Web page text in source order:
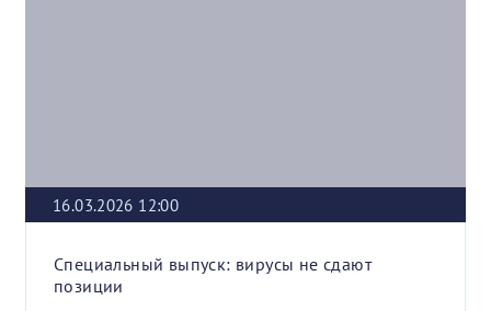
16.03.2026 12:00
Специальный выпуск: вирусы не сдают
позиции